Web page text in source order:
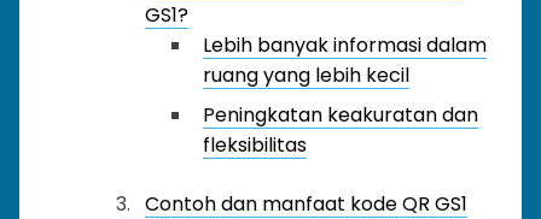
GS1?
Lebih banyak informasi dalam
ruang yang lebih kecil
Peningkatan keakuratan dan
fleksibilitas
Contoh dan manfaat kode QR GS1